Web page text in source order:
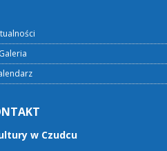
Galeria
w Czudcu